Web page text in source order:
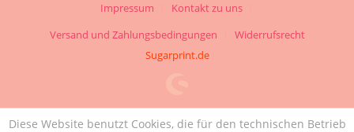
Impressum
Kontakt zu uns
Versand und Zahlungsbedingungen
Widerrufsrecht
Sugarprint.de
Diese Website benutzt Cookies, die für den technischen Betrieb